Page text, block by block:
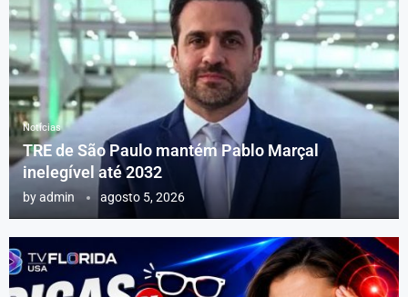
Notícias
TRE de São Paulo mantém Pablo Marçal
inelegível até 2032
byadmin agosto 5, 2026